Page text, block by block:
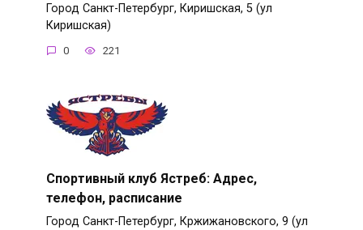
Город Санкт-Петербург, Киришская, 5 (ул
Киришская)
0 221
Спортивный клуб Ястреб: Адрес,
телефон, расписание
Город Санкт-Петербург, Кржижановского, 9 (ул